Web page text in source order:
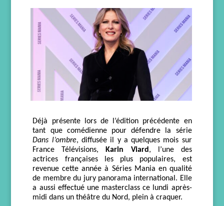
Déjà présente lors de l’édition précédente en
tant que comédienne pour défendre la série
Dans l’ombre, diffusée il y a quelques mois sur
France Télévisions, Karin Viard , l’une des
actrices françaises les plus populaires, est
revenue cette année à Séries Mania en qualité
de membre du jury panorama international. Elle
a aussi effectué une masterclass ce lundi après-
midi dans un théâtre du Nord, plein à craquer.